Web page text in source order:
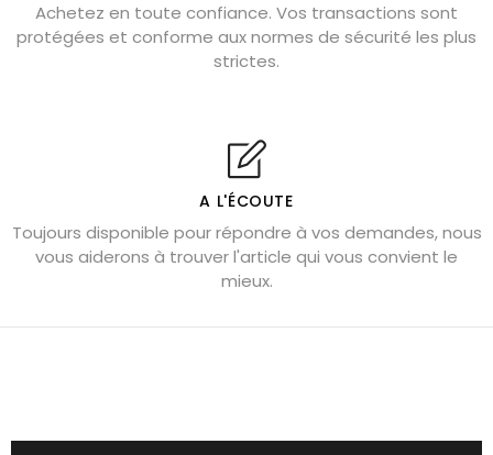
Cornaline : propriétés magiques
Capricorne : quelles pierres choisir
Shungite : purification et protection
Bagues en labradorite argent 925
Lapis lazuli : propriétés et précautions
Citrine : propriétés magiques
Aigue-marine : propriétés et couleurs
Pierres pour attirer l’amour
Achetez en toute confiance. Vos transactions sont
protégées et conforme aux normes de sécurité les plus
strictes.
A L'ÉCOUTE
Toujours disponible pour répondre à vos demandes, nous
vous aiderons à trouver l'article qui vous convient le
mieux.